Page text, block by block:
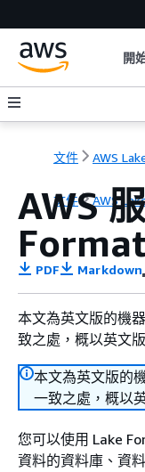
開
文件 AWS
文件 AWS
AWS
PDF Markdown
本文為英文版的機
致之處，概以英文
本文為英文版的
一致之處，概以
您可以使用 Lake
資料的資料庫、資